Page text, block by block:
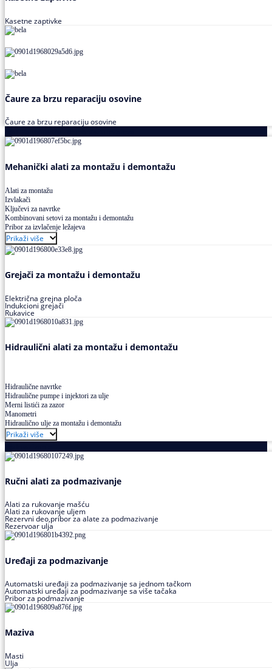
Kasetne zaptivke
Čaure za brzu reparaciju osovine
Čaure za brzu reparaciju osovine
Mehanički alati za montažu i demontažu
Alati za montažu
Izvlakači
Ključevi za navrtke
Kombinovani setovi za montažu i demontažu
Pribor za izvlačenje ležajeva
Prikaži više
Grejači za montažu i demontažu
Električna grejna ploča
Indukcioni grejači
Rukavice
Hidraulični alati za montažu i demontažu
Hidraulične navrtke
Hidraulične pumpe i injektori za ulje
Merni listići za zazor
Manometri
Hidraulično ulje za montažu i demontažu
Prikaži više
Ručni alati za podmazivanje
Alati za rukovanje mašću
Alati za rukovanje uljem
Rezervni deo,pribor za alate za podmazivanje
Rezervoar ulja
Uređaji za podmazivanje
Automatski uređaji za podmazivanje sa jednom tačkom
Automatski uređaji za podmazivanje sa više tačaka
Pribor za podmazivanje
Maziva
Masti
Ulja